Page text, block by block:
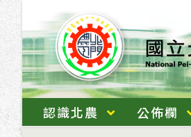
跳
主
要
內
容
認識北農 公佈欄